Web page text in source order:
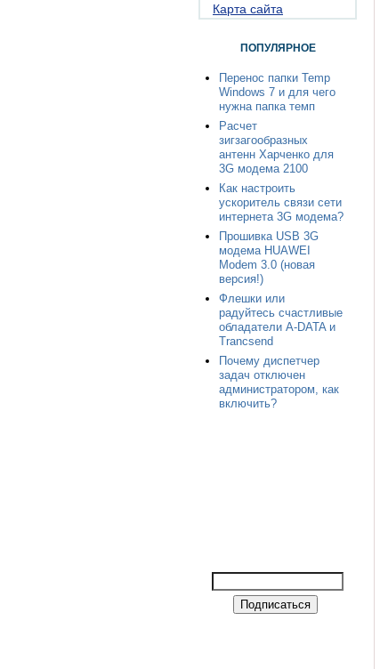
Карта сайта
ПОПУЛЯРНОЕ
Перенос папки Temp
Windows 7 и для чего
нужна папка темп
Расчет
зигзагообразных
антенн Харченко для
3G модема 2100
Как настроить
ускоритель связи сети
интернета 3G модема?
Прошивка USB 3G
модема HUAWEI
Modem 3.0 (новая
версия!)
Флешки или
радуйтесь счастливые
обладатели A-DATA и
Trancsend
Почему диспетчер
задач отключен
администратором, как
включить?